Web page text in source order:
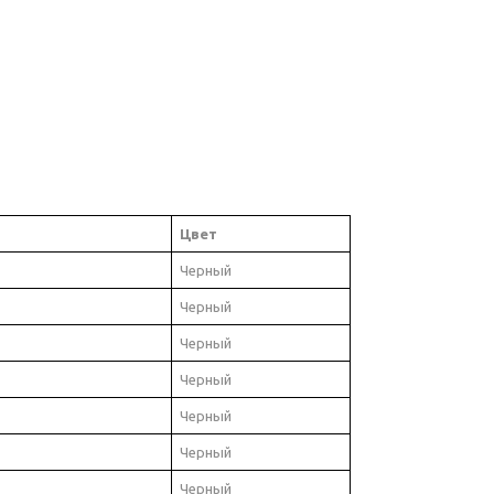
Цвет
Черный
Черный
Черный
Черный
Черный
Черный
Черный